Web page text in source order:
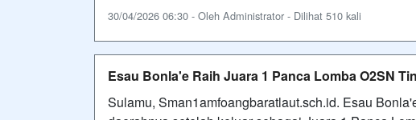
30/04/2026 06:30 - Oleh Administrator - Dilihat 510 kali
Esau Bonla'e Raih Juara 1 Panca Lomba O2SN
Sulamu, Sman1amfoangbaratlaut.sch.id. Esau